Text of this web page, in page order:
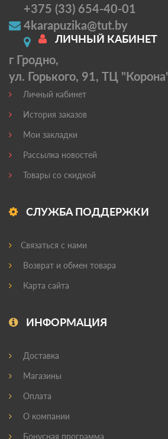
+375 (33) 654-40-01
4karapuzika@tut.by
г Гродно,
ул. Горького, 91, ТЦ "Корона'
ЛИЧНЫЙ КАБИНЕТ
Личный кабинет
История заказов
Мои закладки
Рассылка новостей
Товары со скидкой
СЛУЖБА ПОДДЕРЖКИ
Связаться с нами
Возврат и обмен товара
Карта сайта
ИНФОРМАЦИЯ
Доставка
Магазины
Оплата
О компании
Бонусная программа